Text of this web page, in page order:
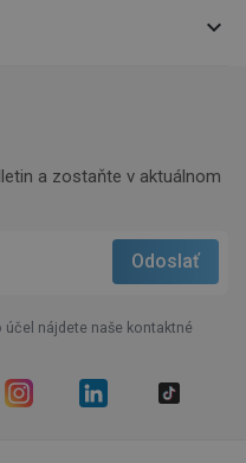

a zostaňte v aktuálnom
nájdete naše kontaktné